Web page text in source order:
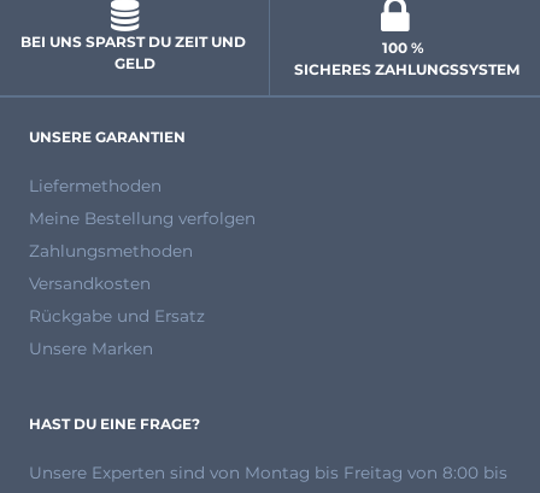
BEI UNS SPARST DU ZEIT UND
GELD
100 %
SICHERES ZAHLUNGSSYSTEM
UNSERE GARANTIEN
Liefermethoden
Meine Bestellung verfolgen
Zahlungsmethoden
Versandkosten
Rückgabe und Ersatz
Unsere Marken
HAST DU EINE FRAGE?
Unsere Experten sind von Montag bis Freitag von 8:00 bis